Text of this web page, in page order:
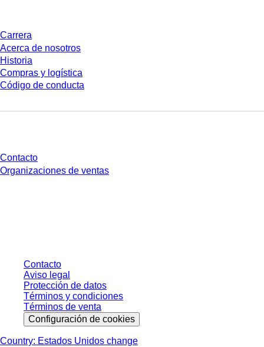
Carrera
Acerca de nosotros
Historia
Compras y logística
Código de conducta
Contacto
Organizaciones de ventas
Contacto
Aviso legal
Protección de datos
Términos y condiciones
Términos de venta
Configuración de cookies
Country: Estados Unidos change